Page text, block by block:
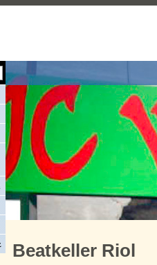
Beatkeller Riol